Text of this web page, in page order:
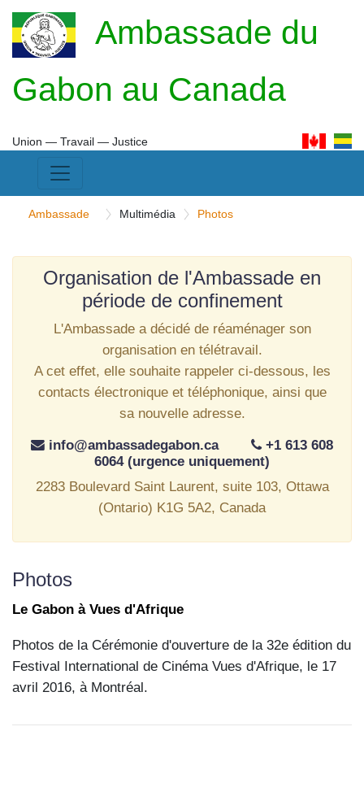
Ambassade du
Gabon au Canada
Union ― Travail ― Justice
Ambassade Multimédia Photos
Organisation de l'Ambassade en
période de confinement
L'Ambassade a décidé de réaménager son
organisation en télétravail.
A cet effet, elle souhaite rappeler ci-dessous, les
contacts électronique et téléphonique, ainsi que
sa nouvelle adresse.
info@ambassadegabon.ca
+1 613 608
6064 (urgence uniquement)
2283 Boulevard Saint Laurent, suite 103, Ottawa
(Ontario) K1G 5A2, Canada
Photos
Le Gabon à Vues d'Afrique
Photos de la Cérémonie d'ouverture de la 32e édition du
Festival International de Cinéma Vues d'Afrique, le 17
avril 2016, à Montréal.